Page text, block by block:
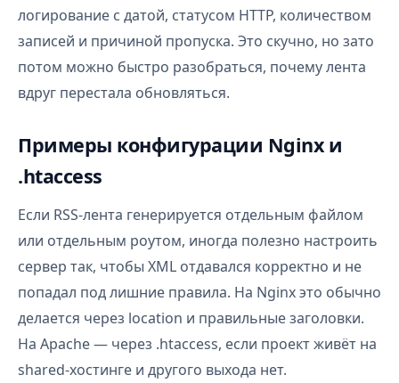
логирование с датой, статусом HTTP, количеством
записей и причиной пропуска. Это скучно, но зато
потом можно быстро разобраться, почему лента
вдруг перестала обновляться.
Примеры конфигурации Nginx и
.htaccess
Если RSS-лента генерируется отдельным файлом
или отдельным роутом, иногда полезно настроить
сервер так, чтобы XML отдавался корректно и не
попадал под лишние правила. На Nginx это обычно
делается через location и правильные заголовки.
На Apache — через .htaccess, если проект живёт на
shared-хостинге и другого выхода нет.